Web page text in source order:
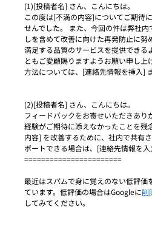
(1)[投稿者名] さん、こんにちは。
この度は[不満の内容]についてご期待
せんでした。 また、今回の件は弊社
しを含めて改善に向けた再発防止に努
満足する品質のサービスを提供できる
ともご愛顧賜りますようお願い申し上
方法については、[連絡先情報を挿入]
(2)[投稿者名] さん、こんにちは。
フィードバックをお寄せいただきあり
経験がご期待に添えなかったことを残
内容] を改善するために、社内で共有
ポートできる場合は、[連絡先情報を
=======================
最近はスパムで身に覚えのない低評価
ています。低評価の場合はGoogleに削
してみてください。